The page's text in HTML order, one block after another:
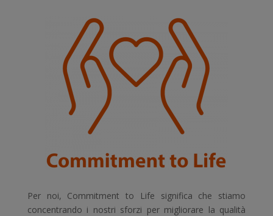
Per noi, Commitment to Life significa che stiamo
concentrando i nostri sforzi per migliorare la qualità